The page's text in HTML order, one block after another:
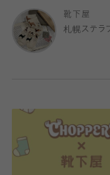
靴下屋
札幌ステラ